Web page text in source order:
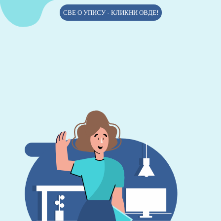
СВЕ О УПИСУ - КЛИКНИ ОВДЕ!